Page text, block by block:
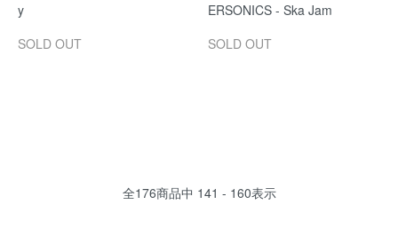
y
SOLD OUT
ERSONICS - Ska Jam
SOLD OUT
全176商品中 141 - 160表示